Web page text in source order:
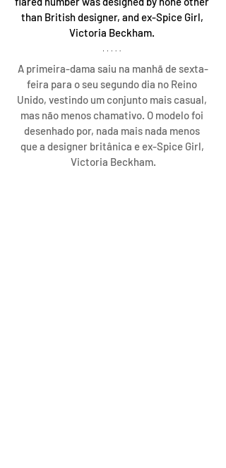
than British designer, and ex-Spice Girl,
Victoria Beckham.
A primeira-dama saiu na manhã de sexta-
feira para o seu segundo dia no Reino
Unido, vestindo um conjunto mais casual,
mas não menos chamativo. O modelo foi
desenhado por, nada mais nada menos
que a designer britânica e ex-Spice Girl,
Victoria Beckham.